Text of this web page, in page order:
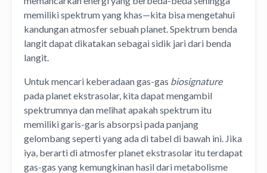
memiliki spektrum yang khas—kita bisa mengetahui
kandungan atmosfer sebuah planet. Spektrum benda
langit dapat dikatakan sebagai sidik jari dari benda
langit.
Untuk mencari keberadaan gas-gas biosignature
pada planet ekstrasolar, kita dapat mengambil
spektrumnya dan melihat apakah spektrum itu
memiliki garis-garis absorpsi pada panjang
gelombang seperti yang ada di tabel di bawah ini. Jika
iya, berarti di atmosfer planet ekstrasolar itu terdapat
gas-gas yang kemungkinan hasil dari metabolisme